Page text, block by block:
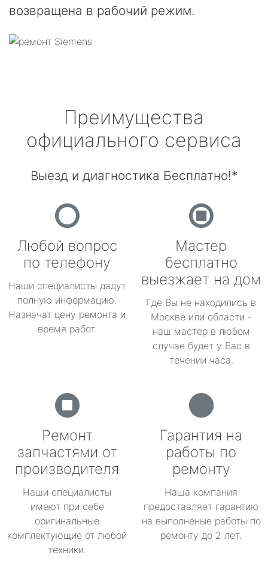
возвращена в рабочий режим.
Преимущества
официального сервиса
Выезд и диагностика Бесплатно!*
Любой вопрос
по телефону
Наши специалисты дадут
полную информацию.
Назначат цену ремонта и
время работ.
Мастер
бесплатно
выезжает на дом
Где Вы не находились в
Москве или области -
наш мастер в любом
случае будет у Вас в
течении часа.
Ремонт
запчастями от
производителя
Наши специалисты
имеют при себе
оригинальные
комплектующие от любой
техники.
Гарантия на
работы по
ремонту
Наша компания
предоставляет гарантию
на выполненые работы по
ремонту до 2 лет.